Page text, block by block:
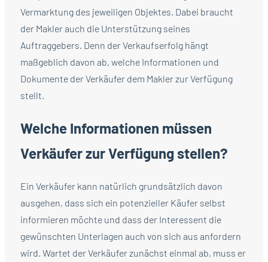
Vermarktung des jeweiligen Objektes. Dabei braucht
der Makler auch die Unterstützung seines
Auftraggebers. Denn der Verkaufserfolg hängt
maßgeblich davon ab, welche Informationen und
Dokumente der Verkäufer dem Makler zur Verfügung
stellt.
Welche Informationen müssen
Verkäufer zur Verfügung stellen?
Ein Verkäufer kann natürlich grundsätzlich davon
ausgehen, dass sich ein potenzieller Käufer selbst
informieren möchte und dass der Interessent die
gewünschten Unterlagen auch von sich aus anfordern
wird. Wartet der Verkäufer zunächst einmal ab, muss er